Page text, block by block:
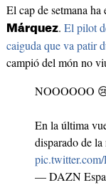
El cap de setmana ha
Márquez. El pilot
caiguda que va patir
campió del món no
NOOOOOO
En la última
disparado de
— DAZN